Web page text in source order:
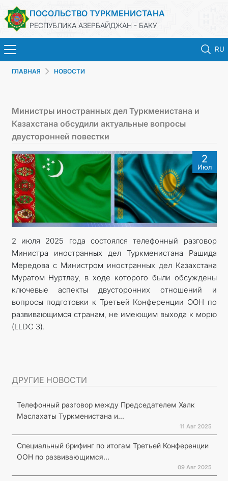
ПОСОЛЬСТВО ТУРКМЕНИСТАНА
РЕСПУБЛИКА АЗЕРБАЙДЖАН - БАКУ
RU
ТУРКМЕНИСТАН
КОНСУЛЬСКИЕ УСЛУГИ
МИД
КОНТАКТНЫЕ ДАННЫЕ
ГЛАВНАЯ НОВОСТИ
Министры иностранных дел Туркменистана и
Казахстана обсудили актуальные вопросы
двусторонней повестки
2
Июл
2 июля 2025 года состоялся телефонный разговор
Министра иностранных дел Туркменистана Рашида
Мередова с Министром иностранных дел Казахстана
Муратом Нуртлеу, в ходе которого были обсуждены
ключевые аспекты двусторонних отношений и
вопросы подготовки к Третьей Конференции ООН по
развивающимся странам, не имеющим выхода к морю
(LLDC 3).
ДРУГИЕ НОВОСТИ
Телефонный разговор между Председателем Халк
Маслахаты Туркменистана и...
11 Авг 2025
Специальный брифинг по итогам Третьей Конференции
ООН по развивающимся...
09 Авг 2025